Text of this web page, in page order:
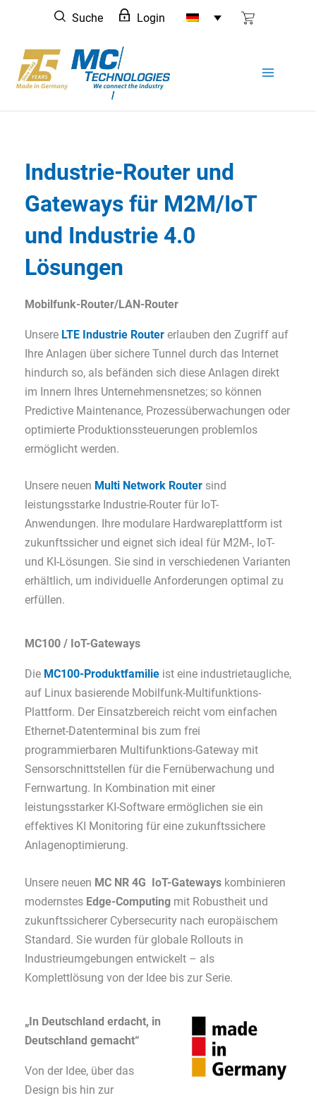
springen
Suche Login
Industrie-Router und
Gateways für M2M/IoT
und Industrie 4.0
Lösungen
Mobilfunk-Router/LAN-Router
Unsere LTE Industrie Router erlauben den Zugriff auf
Ihre Anlagen über sichere Tunnel durch das Internet
hindurch so, als befänden sich diese Anlagen direkt
im Innern Ihres Unternehmensnetzes; so können
Predictive Maintenance, Prozessüberwachungen oder
optimierte Produktionssteuerungen problemlos
ermöglicht werden.
Unsere neuen Multi Network Router sind
leistungsstarke Industrie-Router für IoT-
Anwendungen. Ihre modulare Hardwareplattform ist
zukunftssicher und eignet sich ideal für M2M-, IoT-
und KI-Lösungen. Sie sind in verschiedenen Varianten
erhältlich, um individuelle Anforderungen optimal zu
erfüllen.
MC100 / IoT-Gateways
Die MC100-Produktfamilie ist eine industrietaugliche,
auf Linux basierende Mobilfunk-Multifunktions-
Plattform. Der Einsatzbereich reicht vom einfachen
Ethernet-Datenterminal bis zum frei
programmierbaren Multifunktions-Gateway mit
Sensorschnittstellen für die Fernüberwachung und
Fernwartung. In Kombination mit einer
leistungsstarker KI-Software ermöglichen sie ein
effektives KI Monitoring für eine zukunftssichere
Anlagenoptimierung.
Unsere neuen MC NR 4G IoT-Gateways kombinieren
modernstes Edge-Computing mit Robustheit und
zukunftssicherer Cybersecurity nach europäischem
Standard. Sie wurden für globale Rollouts in
Industrieumgebungen entwickelt – als
Komplettlösung von der Idee bis zur Serie.
„In Deutschland erdacht, in
Deutschland gemacht“
Von der Idee, über das
Design bis hin zur